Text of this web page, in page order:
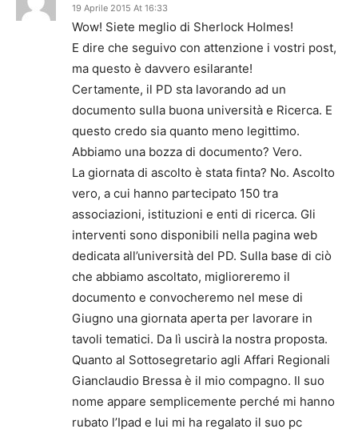
19 Aprile 2015 At 16:33
Wow! Siete meglio di Sherlock Holmes!
E dire che seguivo con attenzione i vostri post,
ma questo è davvero esilarante!
Certamente, il PD sta lavorando ad un
documento sulla buona università e Ricerca. E
questo credo sia quanto meno legittimo.
Abbiamo una bozza di documento? Vero.
La giornata di ascolto è stata finta? No. Ascolto
vero, a cui hanno partecipato 150 tra
associazioni, istituzioni e enti di ricerca. Gli
interventi sono disponibili nella pagina web
dedicata all’università del PD. Sulla base di ciò
che abbiamo ascoltato, miglioreremo il
documento e convocheremo nel mese di
Giugno una giornata aperta per lavorare in
tavoli tematici. Da lì uscirà la nostra proposta.
Quanto al Sottosegretario agli Affari Regionali
Gianclaudio Bressa è il mio compagno. Il suo
nome appare semplicemente perché mi hanno
rubato l’Ipad e lui mi ha regalato il suo pc